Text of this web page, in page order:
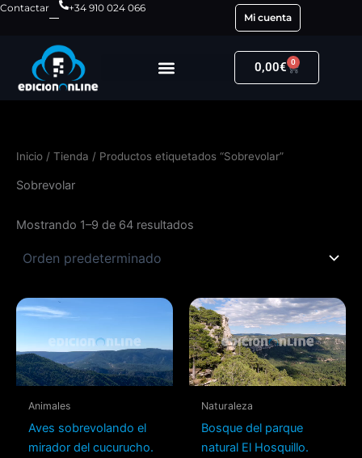
Ir
contenido
Contactar
+34 910 024 066
Mi cuenta
0,00€ 0
Carrito
Inicio / Tienda / Productos etiquetados “Sobrevolar”
Sobrevolar
Mostrando 1–9 de 64 resultados
Animales
Aves sobrevolando el
mirador del cucurucho.
Naturaleza
Bosque del parque
natural El Hosquillo.